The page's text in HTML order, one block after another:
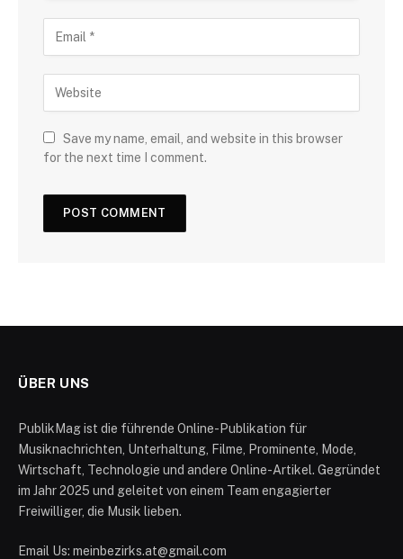
Save my name, email, and website in this browser
for the next time I comment.
ÜBER UNS
PublikMag ist die führende Online-Publikation für
Musiknachrichten, Unterhaltung, Filme, Prominente, Mode,
Wirtschaft, Technologie und andere Online-Artikel. Gegründet
im Jahr 2025 und geleitet von einem Team engagierter
Freiwilliger, die Musik lieben.
Email Us: meinbezirks.at@gmail.com